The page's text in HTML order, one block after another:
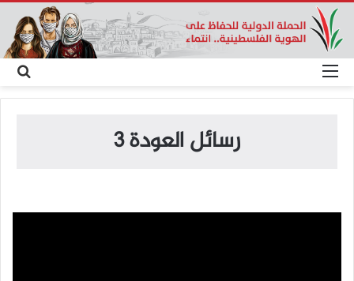
عن
رسائل العودة 3